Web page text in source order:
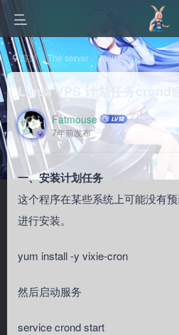
首页 The server Linux 正文
Linux VPS 计划任务crond
Fatmouse
7年前发布
一、安装计划任务
这个程序在某些系统上可能没有
进行安装。
yum install -y vixie-cron
然后启动服务
service crond start